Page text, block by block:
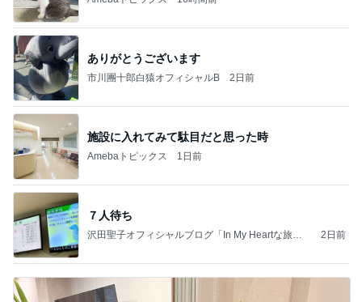
ありがとうございます
市川團十郎白猿オフィシャルB 2日前
施設に入れてみて駄目だと思った時
Amebaトピックス 1日前
７人待ち
沢田聖子オフィシャルブログ「In My Heartな旅日
2日前